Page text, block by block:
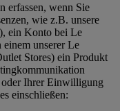
erfassen, wenn Sie
wie z.B. unsere
ein Konto bei Le
einem unserer Le
Stores) ein Produkt
Ihrer Einwilligung
einschließen: